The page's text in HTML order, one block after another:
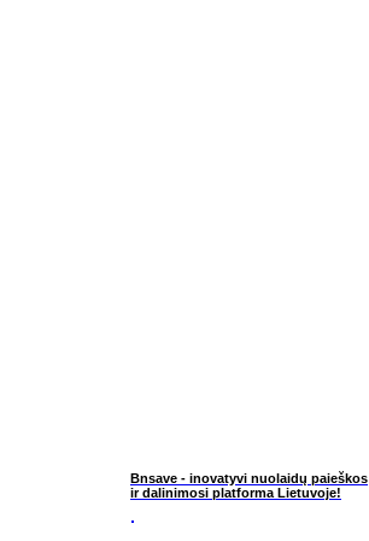
Bnsave - inovatyvi nuolaidų paieškos
ir dalinimosi platforma Lietuvoje!